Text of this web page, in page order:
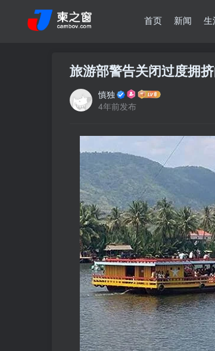
首页 新闻 生
旅游部警告关闭过度拥
慎独
4年前发布